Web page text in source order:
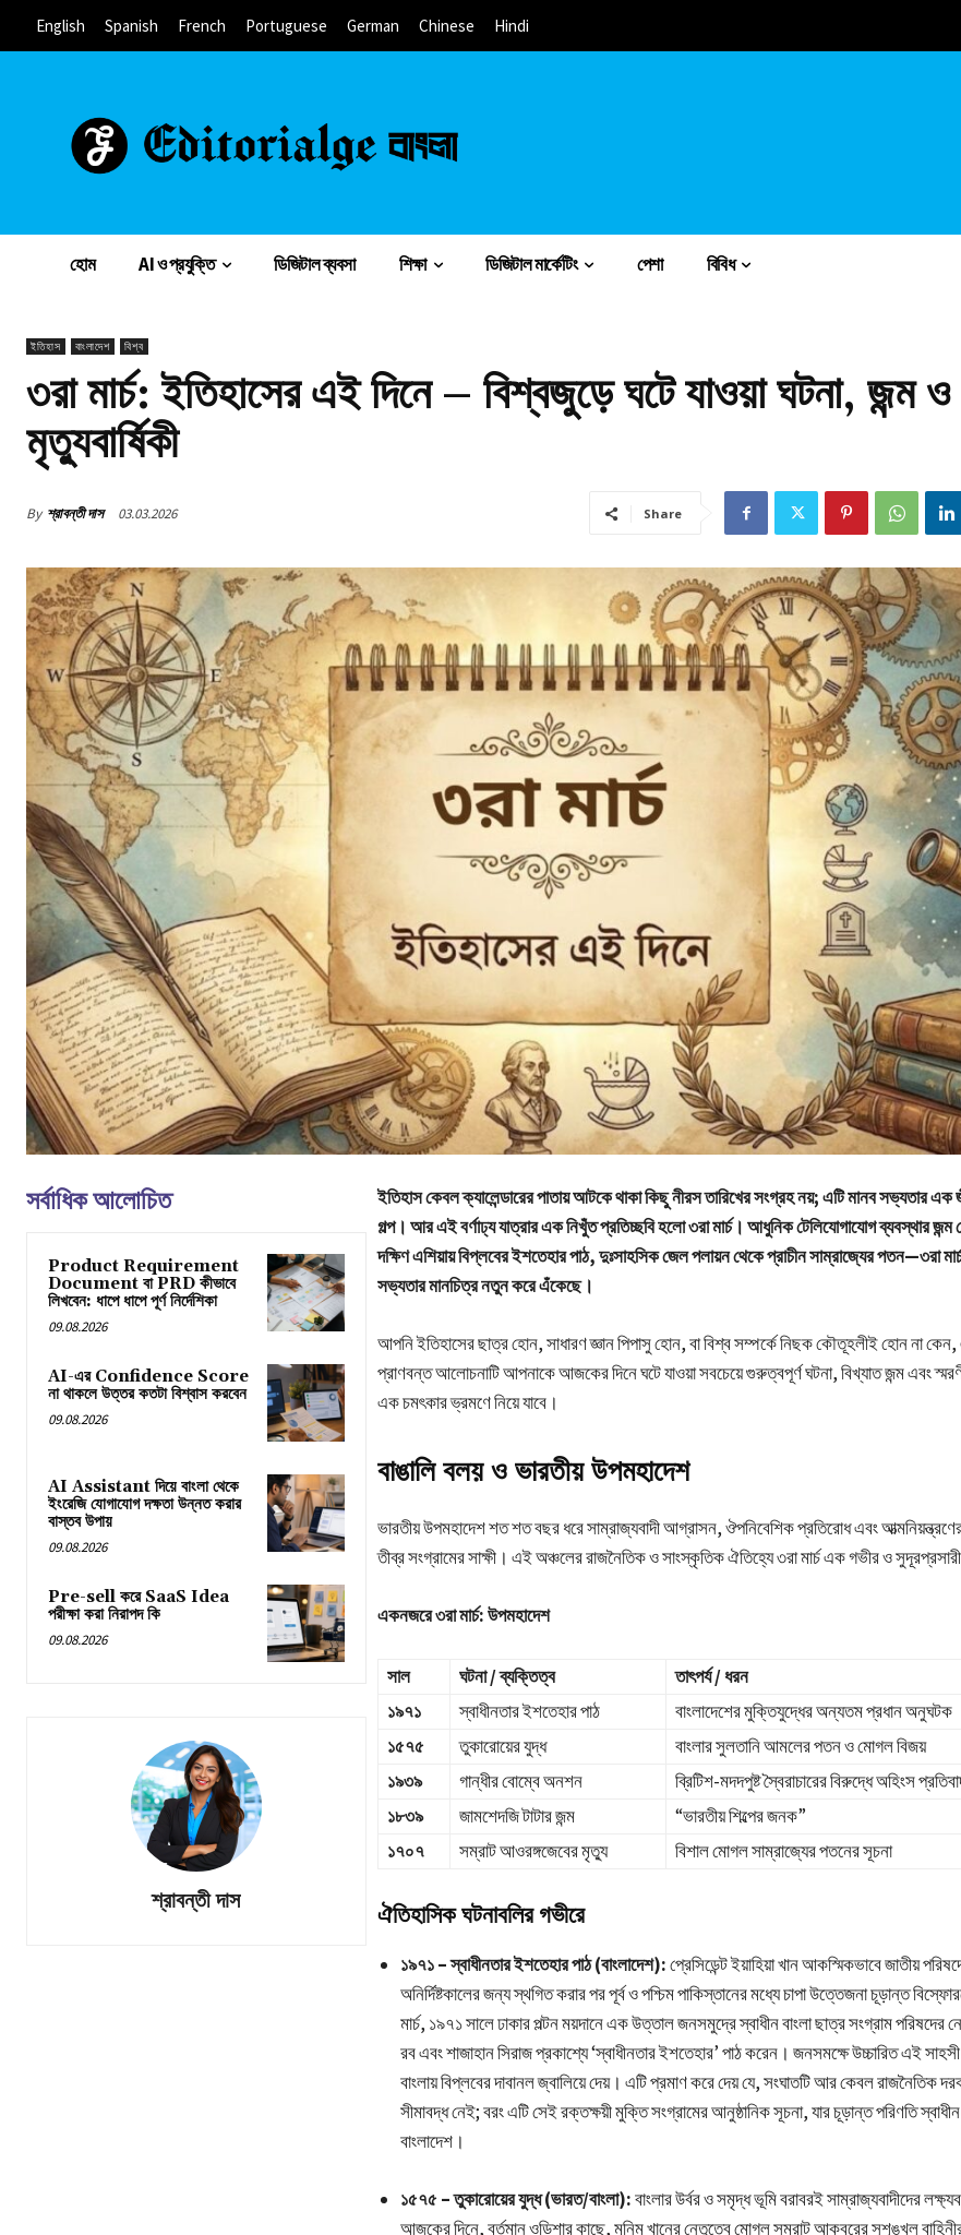
English Spanish French Portuguese German Chinese Hindi
হোম AI ও প্রযুক্তি ডিজিটাল ব্যবসা শিক্ষা ডিজিটাল মার্কেটিং পেশা বিবিধ
ইতিহাস বাংলাদেশ বিশ্ব
৩রা মার্চ: ইতিহাসের এই দিনে – বিশ্বজুড়ে ঘটে যাওয়া ঘটনা, জন্ম ও
মৃত্যুবার্ষিকী
By শ্রাবন্তী দাস 03.03.2026 Share
সর্বাধিক আলোচিত
Product Requirement
Document বা PRD কীভাবে
লিখবেন: ধাপে ধাপে পূর্ণ নির্দেশিকা
09.08.2026
AI-এর Confidence Score
না থাকলে উত্তর কতটা বিশ্বাস করবেন
09.08.2026
AI Assistant দিয়ে বাংলা থেকে
ইংরেজি যোগাযোগ দক্ষতা উন্নত করার
বাস্তব উপায়
09.08.2026
Pre-sell করে SaaS Idea
পরীক্ষা করা নিরাপদ কি
09.08.2026
শ্রাবন্তী দাস
ইতিহাস কেবল ক্যালেন্ডারের পাতায় আটকে থাকা কিছু নীরস তারিখের সংগ্রহ নয়; এটি মানব সভ্যতার
গল্প। আর এই বর্ণাঢ্য যাত্রার এক নিখুঁত প্রতিচ্ছবি হলো ৩রা মার্চ। আধুনিক টেলিযোগাযোগ ব্যবস্থার
দক্ষিণ এশিয়ায় বিপ্লবের ইশতেহার পাঠ, দুঃসাহসিক জেল পলায়ন থেকে প্রাচীন সাম্রাজ্যের পতন—৩রা
সভ্যতার মানচিত্র নতুন করে এঁকেছে।
আপনি ইতিহাসের ছাত্র হোন, সাধারণ জ্ঞান পিপাসু হোন, বা বিশ্ব সম্পর্কে নিছক কৌতূহলীই হোন না
প্রাণবন্ত আলোচনাটি আপনাকে আজকের দিনে ঘটে যাওয়া সবচেয়ে গুরুত্বপূর্ণ ঘটনা, বিখ্যাত জন্ম এবং
এক চমৎকার ভ্রমণে নিয়ে যাবে।
বাঙালি বলয় ও ভারতীয় উপমহাদেশ
ভারতীয় উপমহাদেশ শত শত বছর ধরে সাম্রাজ্যবাদী আগ্রাসন, ঔপনিবেশিক প্রতিরোধ এবং
তীব্র সংগ্রামের সাক্ষী। এই অঞ্চলের রাজনৈতিক ও সাংস্কৃতিক ঐতিহ্যে ৩রা মার্চ এক গভীর ও
একনজরে ৩রা মার্চ: উপমহাদেশ
সাল ঘটনা / ব্যক্তিত্ব
তাৎপর্য / ধরন
১৯৭১
স্বাধীনতার ইশতেহার পাঠ
বাংলাদেশের মুক্তিযুদ্ধের অন্যতম প্রধান অনুঘটক
১৫৭৫
তুকারোয়ের যুদ্ধ
বাংলার সুলতানি আমলের পতন ও মোগল বিজয়
১৯৩৯
গান্ধীর বোম্বে অনশন
ব্রিটিশ-মদদপুষ্ট স্বৈরাচারের বিরুদ্ধে অহিংস
১৮৩৯
জামশেদজি টাটার জন্ম
“ভারতীয় শিল্পের জনক”
১৭০৭
সম্রাট আওরঙ্গজেবের মৃত্যু বিশাল মোগল সাম্রাজ্যের পতনের সূচনা
ঐতিহাসিক ঘটনাবলির গভীরে
১৯৭১ – স্বাধীনতার ইশতেহার পাঠ (বাংলাদেশ):প্রেসিডেন্ট ইয়াহিয়া খান আকস্মিকভাবে জাতীয়
অনির্দিষ্টকালের জন্য স্থগিত করার পর পূর্ব ও পশ্চিম পাকিস্তানের মধ্যে চাপা উত্তেজনা চূড়ান্ত
মার্চ, ১৯৭১ সালে ঢাকার পল্টন ময়দানে এক উত্তাল জনসমুদ্রে স্বাধীন বাংলা ছাত্র সংগ্রাম
রব এবং শাজাহান সিরাজ প্রকাশ্যে ‘স্বাধীনতার ইশতেহার’ পাঠ করেন। জনসমক্ষে উচ্চারিত এই
বাংলায় বিপ্লবের দাবানল জ্বালিয়ে দেয়। এটি প্রমাণ করে দেয় যে, সংঘাতটি আর কেবল রাজনৈতিক
সীমাবদ্ধ নেই; বরং এটি সেই রক্তক্ষয়ী মুক্তি সংগ্রামের আনুষ্ঠানিক সূচনা, যার চূড়ান্ত পরিণতি
বাংলাদেশ।
১৫৭৫ – তুকারোয়ের যুদ্ধ (ভারত/বাংলা):বাংলার উর্বর ও সমৃদ্ধ ভূমি বরাবরই সাম্রাজ্যবাদীদের
আজকের দিনে, বর্তমান ওড়িশার কাছে, মুনিম খানের নেতৃত্বে মোগল সম্রাট আকবরের সুশৃঙ্খল বাহিনীর